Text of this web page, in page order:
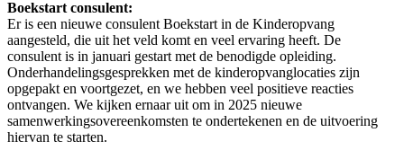
Boekstart consulent:
Er is een nieuwe consulent Boekstart in de Kinderopvang
aangesteld, die uit het veld komt en veel ervaring heeft. De
consulent is in januari gestart met de benodigde opleiding.
Onderhandelingsgesprekken met de kinderopvanglocaties zijn
opgepakt en voortgezet, en we hebben veel positieve reacties
ontvangen. We kijken ernaar uit om in 2025 nieuwe
samenwerkingsovereenkomsten te ondertekenen en de uitvoering
hiervan te starten.